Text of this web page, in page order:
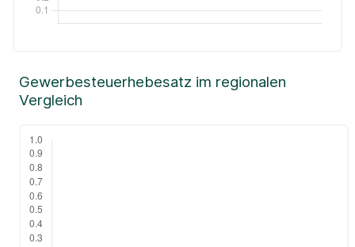
Gewerbesteuerhebesatz im regionalen
Vergleich